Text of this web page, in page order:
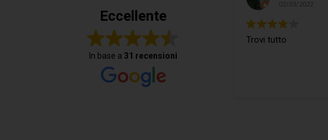
Eccellente
In base a 31 recensioni
02/03/2022
Trovi tutto